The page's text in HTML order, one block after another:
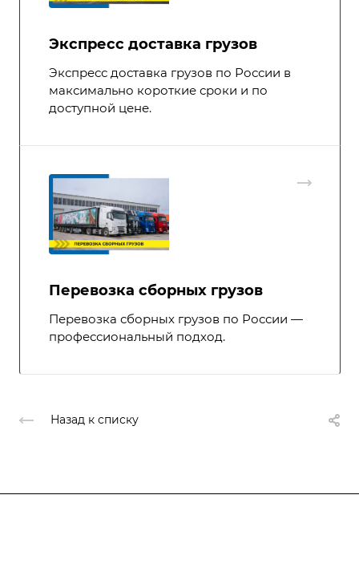
Экспресс доставка грузов
Экспресс доставка грузов по России в
максимально короткие сроки и по
доступной цене.
Перевозка сборных грузов
Перевозка сборных грузов по России —
профессиональный подход.
Назад к списку